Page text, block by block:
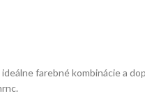
farebné kombinácie a